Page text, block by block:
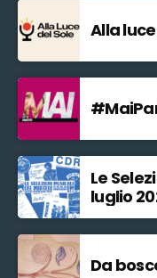
Alla
Le
luglio
Da